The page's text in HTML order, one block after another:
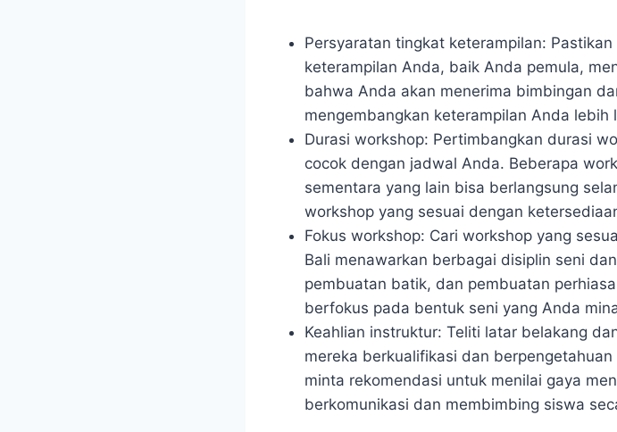
Persyaratan tingkat keterampilan:
keterampilan Anda, baik Anda pemula,
bahwa Anda akan menerima bimbingan
mengembangkan keterampilan Anda lebih
Durasi workshop: Pertimbangkan durasi
cocok dengan jadwal Anda. Beberapa
sementara yang lain bisa berlangsung
workshop yang sesuai dengan
Fokus workshop: Cari workshop yang
Bali menawarkan berbagai disiplin seni
pembuatan batik, dan pembuatan
berfokus pada bentuk seni yang Anda
Keahlian instruktur: Teliti latar belakang
mereka berkualifikasi dan
minta rekomendasi untuk menilai gaya
berkomunikasi dan membimbing siswa